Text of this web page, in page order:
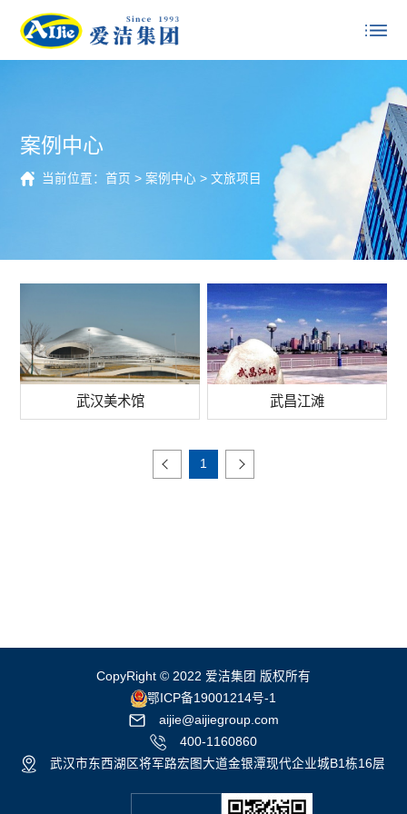
案例中心
当前位置：首页 >案例中心 >文旅项目
武汉美术馆 武昌江滩
1
CopyRight © 2022 爱洁集团 版权所有
鄂ICP备19001214号-1
aijie@aijiegroup.com
400-1160860
武汉市东西湖区将军路宏图大道金银潭现代企业城B1栋16层